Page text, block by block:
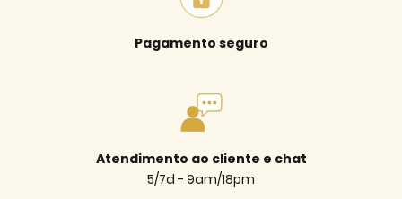
Pagamento seguro
Atendimento ao cliente e chat
5/7d - 9am/18pm